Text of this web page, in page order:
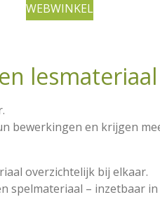
WEBWINKEL
lesmateriaal
bewerkingen en krijgen
overzichtelijk bij elkaar.
spelmateriaal – inzetbaar